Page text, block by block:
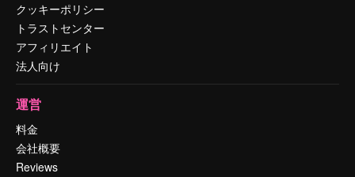
クッキーポリシー
トラストセンター
アフィリエイト
法人向け
運営
料金
会社概要
Reviews